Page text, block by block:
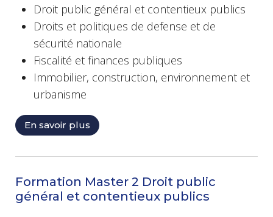
Droit public général et contentieux publics
Droits et politiques de defense et de
sécurité nationale
Fiscalité et finances publiques
Immobilier, construction, environnement et
urbanisme
En savoir plus
Formation Master 2 Droit public
général et contentieux publics